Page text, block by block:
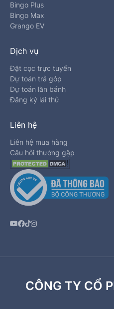
Bingo Plus
Bingo Max
Grango EV
Dịch vụ
Đặt cọc trực tuyến
Dự toán trả góp
Dự toán lăn bánh
Đăng ký lái thử
Liên hệ
Liên hệ mua hàng
Câu hỏi thường gặp
CÔNG TY CỔ